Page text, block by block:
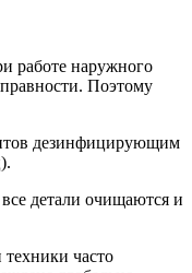
работе наружного
Поэтому
дезинфицирующим
детали очищаются и
часто